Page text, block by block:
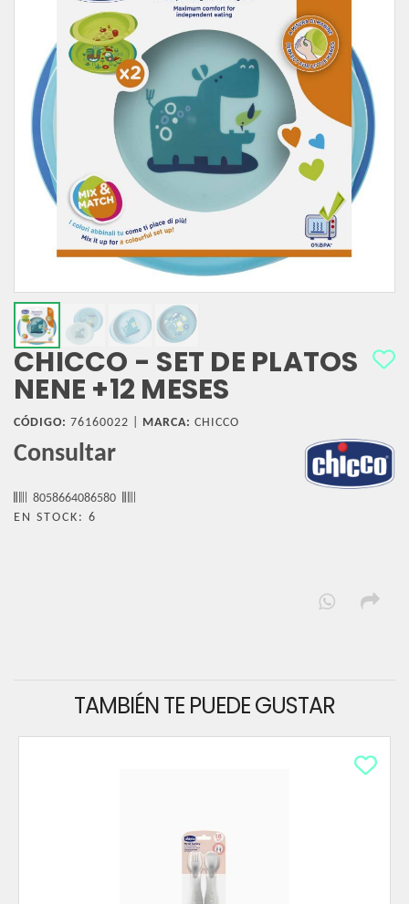
CHICCO - SET DE PLATOS
NENE +12 MESES
CÓDIGO: 76160022 | MARCA: CHICCO
Consultar
8058664086580
EN STOCK: 6
TAMBIÉN TE PUEDE GUSTAR